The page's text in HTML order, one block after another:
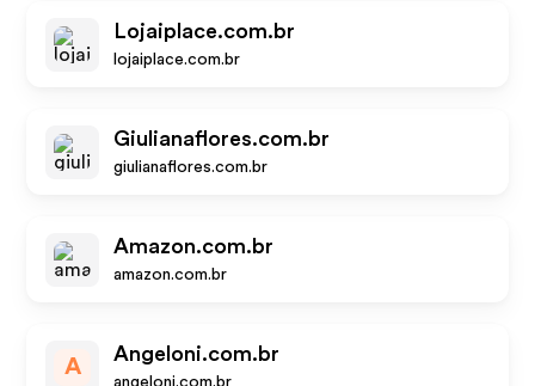
Lojaiplace.com.br
lojaiplace.com.br
Giulianaflores.com.br
giulianaflores.com.br
Amazon.com.br
amazon.com.br
A
Angeloni.com.br
angeloni.com.br